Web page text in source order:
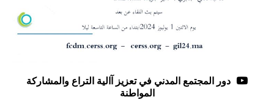
دور المجتمع المدني في تعزيز آالية التراع والمشاركة
المواطنة